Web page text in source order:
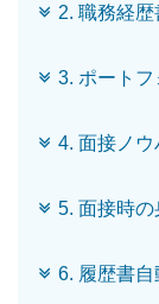
2. 職務経歴
3. ポートフ
4. 面接ノウ
5. 面接時の
6. 履歴書自